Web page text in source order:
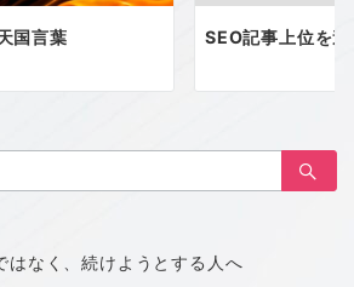
国言葉 SEO記事上位を
はなく、続けようとする人へ